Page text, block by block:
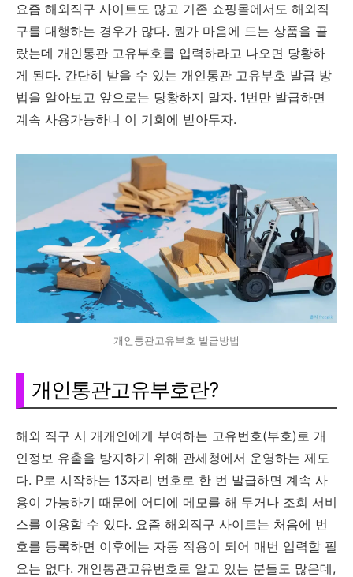
요즘 해외직구 사이트도 많고 기존 쇼핑몰에서도 해외직
구를 대행하는 경우가 많다. 뭔가 마음에 드는 상품을 골
랐는데 개인통관 고유부호를 입력하라고 나오면 당황하
게 된다. 간단히 받을 수 있는 개인통관 고유부호 발급 방
법을 알아보고 앞으로는 당황하지 말자. 1번만 발급하면
계속 사용가능하니 이 기회에 받아두자.
개인통관고유부호 발급방법
개인통관고유부호란?
해외 직구 시 개개인에게 부여하는 고유번호(부호)로 개
인정보 유출을 방지하기 위해 관세청에서 운영하는 제도
다. P로 시작하는 13자리 번호로 한 번 발급하면 계속 사
용이 가능하기 때문에 어디에 메모를 해 두거나 조회 서비
스를 이용할 수 있다. 요즘 해외직구 사이트는 처음에 번
호를 등록하면 이후에는 자동 적용이 되어 매번 입력할 필
요는 없다. 개인통관고유번호로 알고 있는 분들도 많은데,